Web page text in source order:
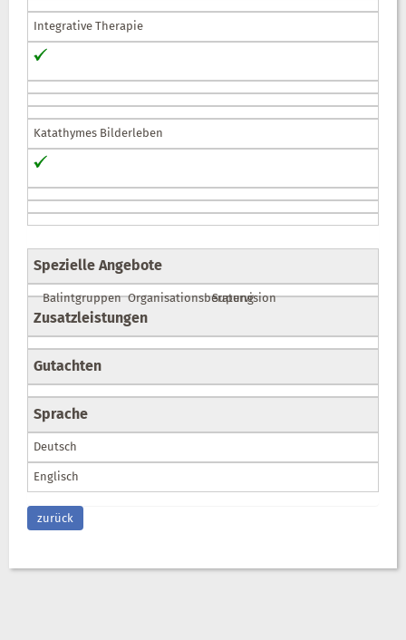
Integrative Therapie
Katathymes Bilderleben
Spezielle Angebote
Balintgruppen Organisationsberatung
Supervision
Zusatzleistungen
Gutachten
Sprache
Deutsch
Englisch
zurück